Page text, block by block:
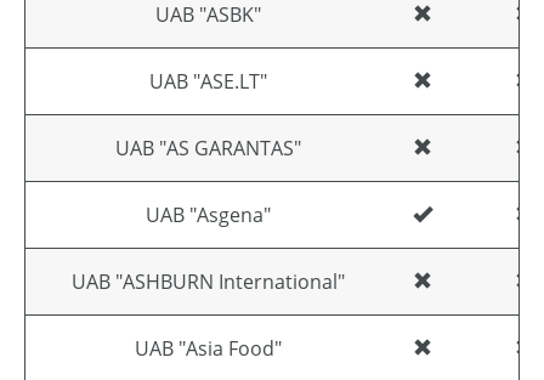
UAB "ASBK"
UAB "ASE.LT"
UAB "AS GARANTAS"
UAB "Asgena"
UAB "ASHBURN International"
UAB "Asia Food"